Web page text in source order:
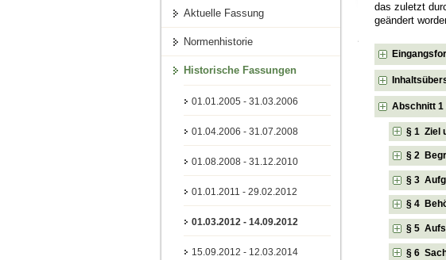
Aktuelle Fassung
Normenhistorie
Historische Fassungen
01.01.2005 - 31.03.2006
01.04.2006 - 31.07.2008
01.08.2008 - 31.12.2010
01.01.2011 - 29.02.2012
01.03.2012 - 14.09.2012
15.09.2012 - 12.03.2014
das zuletzt
geändert
Abschnitt 1
§ 1 Ziel
§ 2
§ 3
§ 4
§ 5
§ 6